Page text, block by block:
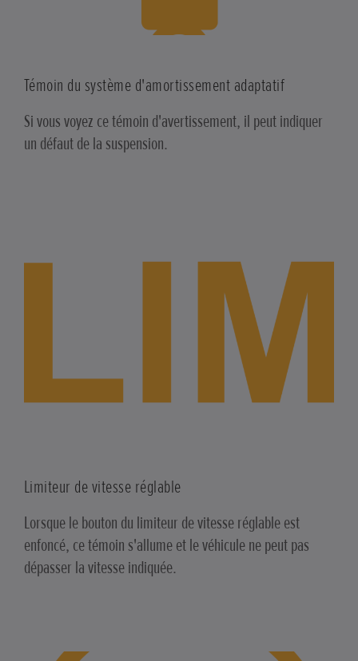
Témoin du système d'amortissement adaptatif
Si vous voyez ce témoin d'avertissement, il peut indiquer
un défaut de la suspension.
Limiteur de vitesse réglable
Lorsque le bouton du limiteur de vitesse réglable est
enfoncé, ce témoin s'allume et le véhicule ne peut pas
dépasser la vitesse indiquée.